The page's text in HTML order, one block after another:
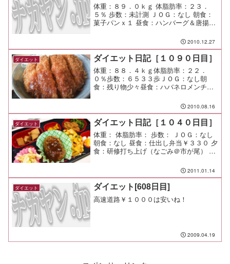
体重：８９．０ｋｇ 体脂肪率：２３．
５％ 歩数：未計測 ＪＯＧ：なし 朝食：
菓子パンｘ１ 昼食：ハンバーグ＆唐揚げ
食：懇親会（玉響＠二子玉川） 間食： メ
モ：楽しい忘年会になった。 なんか気
分が滅入る日だ...
2010.12.27
ダイエット ダイエット日記［１０９０日目］
体重：８８．４ｋｇ体脂肪率：２２．
０％歩数：６５３３歩ＪＯＧ：なし朝
食：残り物少々昼食：ハバネロメンチカ
駅間食：メモ：暑すぎるー まじで勘弁
してー
2010.08.16
ダイエット ダイエット日記［１０４０日目］
体重： 体脂肪率： 歩数： ＪＯＧ：なし
朝食：なし 昼食：仕出し弁当￥３３０ 夕
食：研修打ち上げ（なごみ＠市が尾） 間
たな目標が見えてきたので、もっと頑張
りたいと思う。
2011.01.14
ダイエット ダイエット[608日目]
高速道路￥１０００は安いね！
2009.04.19